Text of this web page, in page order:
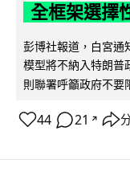
全框架選擇
彭博社報道，白宮通
模型將不納入特朗普
則聯署呼籲政府不要
44 21 ↗